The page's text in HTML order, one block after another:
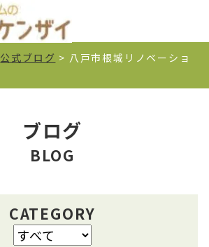
公式ブログ > 八戸市根城リノベーショ
ブログ
BLOG
CATEGORY